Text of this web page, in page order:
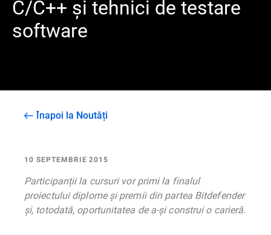
C/C++ și tehnici de testare
software
Înapoi la Noutăți
10 SEPTEMBRIE 2015
Participanții la cursuri vor primi la finalul
proiectului diplome și premii din partea Bitdefender
și, totodată, oportunitatea de a-și construi o carieră.